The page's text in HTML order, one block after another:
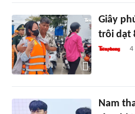
Giây
trôi dạt
4
Nam